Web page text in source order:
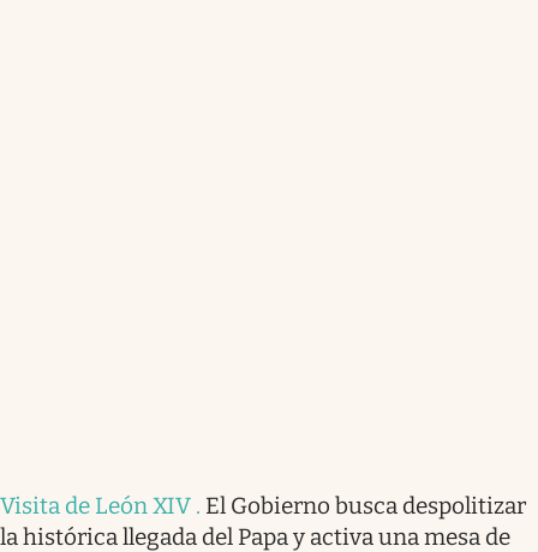
Visita de León XIV . El Gobierno busca despolitizar
la histórica llegada del Papa y activa una mesa de